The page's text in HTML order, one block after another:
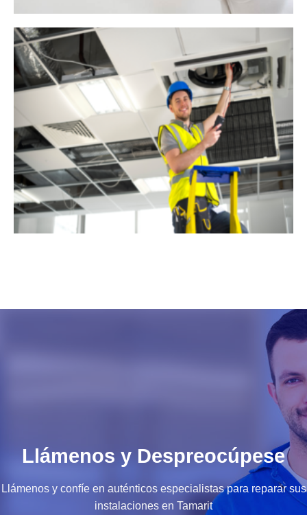
Llámenos y Despreocúpese
Llámenos y confíe en auténticos especialistas para reparar sus
instalaciones en Tamarit